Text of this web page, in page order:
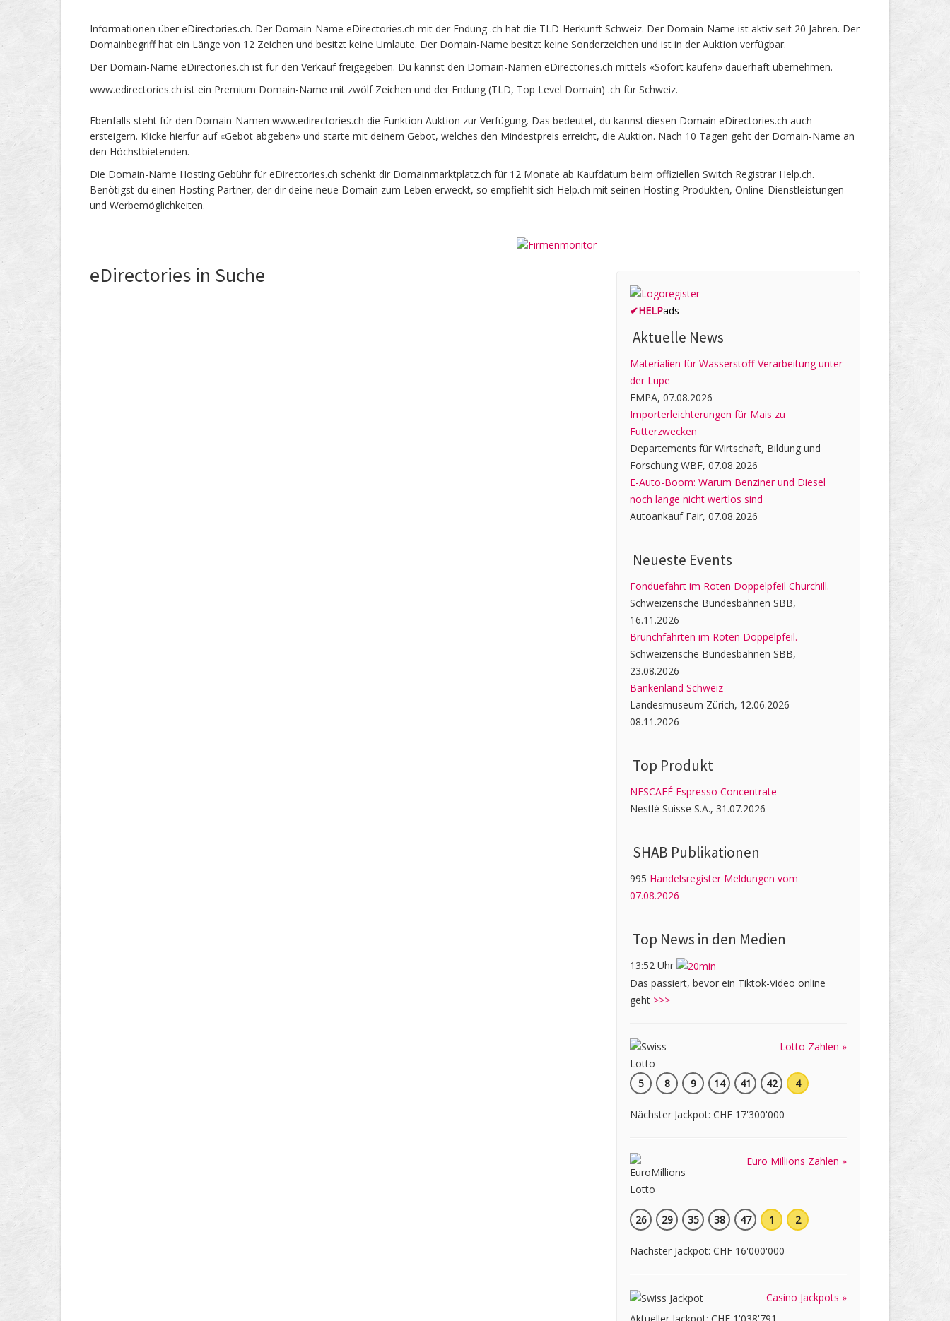
Informationen über eDirectories.ch. Der Domain-Name eDirectories.ch mit der Endung .ch hat die TLD-Herkunft Schweiz. Der Domain-Name ist aktiv seit 20 Jahren. Der
Domainbegriff hat ein Länge von 12 Zeichen und besitzt keine Umlaute. Der Domain-Name besitzt keine Sonderzeichen und ist in der Auktion verfügbar.
Der Domain-Name eDirectories.ch ist für den Verkauf freigegeben. Du kannst den Domain-Namen eDirectories.ch mittels «Sofort kaufen» dauerhaft übernehmen.
www.edirectories.ch ist ein Premium Domain-Name mit zwölf Zeichen und der Endung (TLD, Top Level Domain) .ch für Schweiz.
Ebenfalls steht für den Domain-Namen www.edirectories.ch die Funktion Auktion zur Verfügung. Das bedeutet, du kannst diesen Domain eDirectories.ch auch
ersteigern. Klicke hierfür auf «Gebot abgeben» und starte mit deinem Gebot, welches den Mindestpreis erreicht, die Auktion. Nach 10 Tagen geht der Domain-Name an
den Höchstbietenden.
Die Domain-Name Hosting Gebühr für eDirectories.ch schenkt dir Domainmarktplatz.ch für 12 Monate ab Kaufdatum beim offiziellen Switch Registrar Help.ch.
Benötigst du einen Hosting Partner, der dir deine neue Domain zum Leben erweckt, so empfiehlt sich Help.ch mit seinen Hosting-Produkten, Online-Dienstleistungen
und Werbemöglichkeiten.
eDirectories in Suche
✔HELPads
Aktuelle News
Materialien für Wasserstoff-Verarbeitung unter
der Lupe
EMPA, 07.08.2026
Importerleichterungen für Mais zu
Futterzwecken
Departements für Wirtschaft, Bildung und
Forschung WBF, 07.08.2026
E-Auto-Boom: Warum Benziner und Diesel
noch lange nicht wertlos sind
Autoankauf Fair, 07.08.2026
Neueste Events
Fonduefahrt im Roten Doppelpfeil Churchill.
Schweizerische Bundesbahnen SBB,
16.11.2026
Brunchfahrten im Roten Doppelpfeil.
Schweizerische Bundesbahnen SBB,
23.08.2026
Bankenland Schweiz
Landesmuseum Zürich, 12.06.2026 -
08.11.2026
Top Produkt
NESCAFÉ Espresso Concentrate
Nestlé Suisse S.A., 31.07.2026
SHAB Publi­kati­onen
995 Handelsregister Meldungen vom
07.08.2026
Top News in den Medien
13:52 Uhr
Das passiert, bevor ein Tiktok-Video online
geht >>>
Lotto Zahlen »
5 8 9 14 41 42 4
Nächster Jackpot: CHF 17'300'000
Euro Millions Zahlen »
26 29 35 38 47 1 2
Nächster Jackpot: CHF 16'000'000
Casino Jackpots »